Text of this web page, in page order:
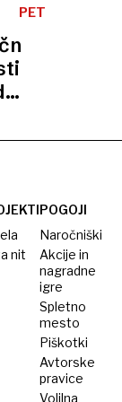
PETROL
nit
POGOJI
Naročniški
Akcije in
nagradne
igre
Spletno
mesto
Piškotki
Avtorske
pravice
Volilna